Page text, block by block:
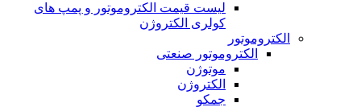
لیست قیمت الکتروموتور و پمپ های
کولری الکتروژن
الکتروموتور
الکتروموتور صنعتی
موتوژن
الکتروژن
جمکو